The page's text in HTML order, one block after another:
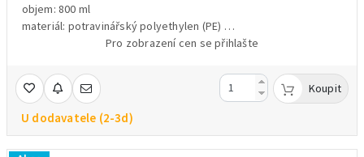
objem: 800 ml
materiál: potravinářský polyethylen (PE)
Pro zobrazení cen se přihlašte
U dodavatele (2-3d)
Koupit